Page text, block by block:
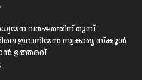
വർഷത്തിന് മുമ്പ്
ഇറാനിയൻ സ്വകാര്യ സ്കൂൾ
ഉത്തരവ്